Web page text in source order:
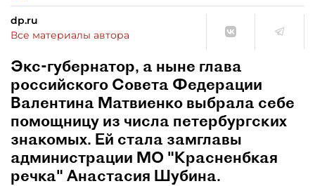
dp.ru
Все материалы автора
Экс-губернатор, а ныне глава
российского Совета Федерации
Валентина Матвиенко выбрала себе
помощницу из числа петербургских
знакомых. Ей стала замглавы
администрации МО "Красненбкая
речка" Анастасия Шубина.